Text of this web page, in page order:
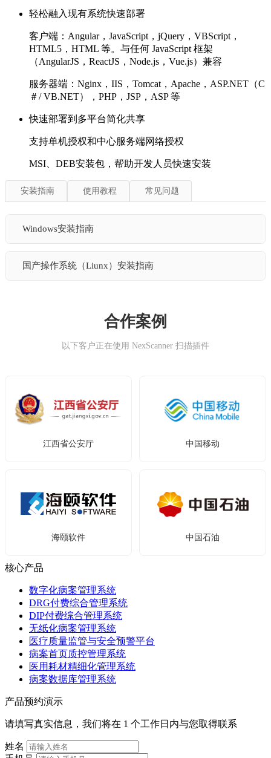
轻松融入现有系统快速部署
客户端： Angular，JavaScript，jQuery，VBScript，
HTML5，HTML 等。与任何 JavaScript 框架
（AngularJS，ReactJS，Node.js，Vue.js）兼容
服务器端： Nginx，IIS，Tomcat，Apache，ASP.NET（C
＃/ VB.NET），PHP，JSP，ASP 等
快速部署到多平台简化共享
支持单机授权和中心服务端网络授权
MSI、DEB安装包，帮助开发人员快速安装
安装指南 使用教程 常见问题
Windows安装指南
一、环境要求
Windows 7 SP1 / Windows 10 / Windows
11（64位）
支持的扫描仪：支持 TWAIN / WIA 协议的扫描仪
二、下载
Windows：nexscanner-setup-x64.exe或
nexscanner-setup-x86.exe
三、安装
Windows 安装
双击运行安装程序nexscanner-setup-xxx.exe
按照安装向导提示，选择安装路径（建议使用默认路
径）。
安装完成后，桌面和开始菜单会自动生成快捷方式。
注意：如果安装到C:\Program Files
径，部分系统可能需要以管理员身份运行安装程
四、首次启动
国产操作系统（Liunx）安装指南
Linux（国产系统 / 发行版）
麟 Kylin
访问官网下载页面，根据系统选择对应安装包：
Linux amd64： nexscanner-1.0.25-amd64.deb
三、安装
Linux 安装（Debian / UOS / Kylin）
打开终端，进入下载目录：
cd ~/Downloads
sudo dpkg -i nexscanner-1.0.25-amd64.deb
arm64（国产统信 UOS / 麒麟等 ARM 设备）sudo dpkg -i
合作案例
以下客户正在使用 NexScanner 扫描插件
江西省公安厅 中国移动
海颐软件 中国石油
核心产品
数字化病案管理系统
DRG付费综合管理系统
DIP付费综合管理系统
无纸化病案管理系统
医疗质量监管与安全预警平台
病案首页质控管理系统
医用耗材精细化管理系统
病案数据库管理系统
产品预约演示
请填写真实信息，我们将在 1 个工作日内与您取得联系
姓名